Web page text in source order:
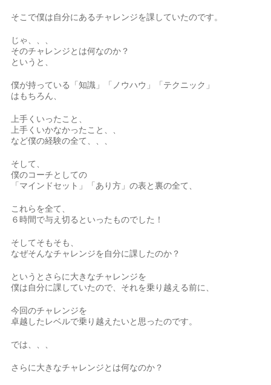
そこで僕は自分にあるチャレンジを課していたのです。
じゃ、、、
そのチャレンジとは何なのか？
というと、
僕が持っている「知識」「ノウハウ」「テクニック」
はもちろん、
上手くいったこと、
上手くいかなかったこと、、
など僕の経験の全て、、、
そして、
僕のコーチとしての
「マインドセット」「あり方」の表と裏の全て、
これらを全て、
６時間で与え切るといったものでした！
そしてそもそも、
なぜそんなチャレンジを自分に課したのか？
というとさらに大きなチャレンジを
僕は自分に課していたので、それを乗り越える前に、
今回のチャレンジを
卓越したレベルで乗り越えたいと思ったのです。
では、、、
さらに大きなチャレンジとは何なのか？